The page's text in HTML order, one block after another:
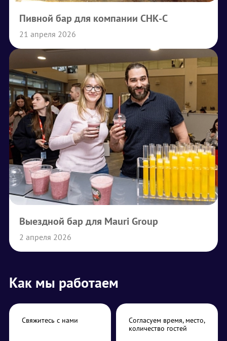
Пивной бар для компании СНК-С
21 апреля 2026
Выездной бар для Mauri Group
2 апреля 2026
Как мы работаем
Свяжитесь с нами
Согласуем время, место,
количество гостей